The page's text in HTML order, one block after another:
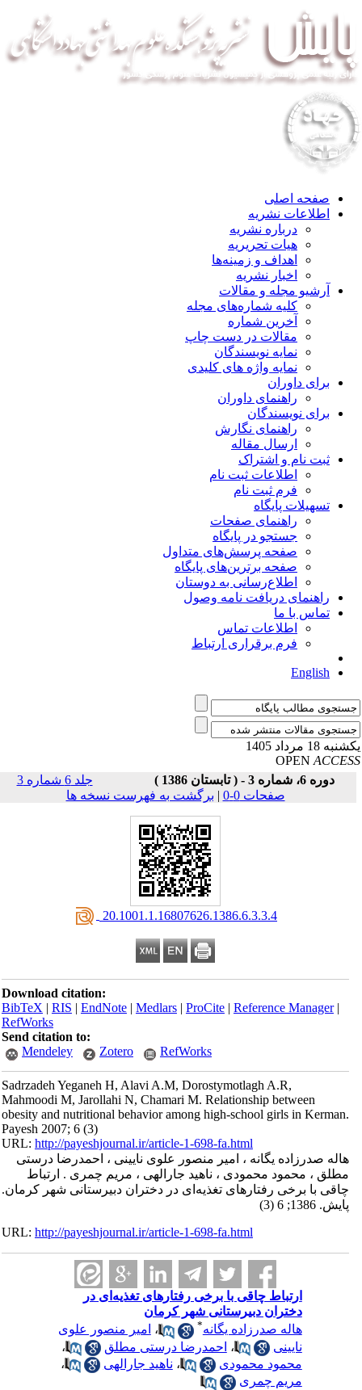
صفحه اصلی
اطلاعات نشریه
درباره نشریه
هیات تحریریه
اهداف و زمینه‌ها
اخبار نشریه
آرشیو مجله و مقالات
کلیه شماره‌های مجله
آخرین شماره
مقالات در دست چاپ
نمایه نویسندگان
نمایه واژه های کلیدی
برای داوران
راهنمای داوران
برای نویسندگان
راهنمای نگارش
ارسال مقاله
ثبت نام و اشتراک
اطلاعات ثبت نام
فرم ثبت نام
تسهیلات پایگاه
راهنمای صفحات
جستجو در پایگاه
صفحه پرسش‌های متداول
صفحه برترین‌های پایگاه
اطلاع‌رسانی به دوستان
راهنمای دریافت نامه وصول
تماس با ما
اطلاعات تماس
فرم برقراری ارتباط
English
18 مرداد 1405
OPEN
دوره 6، شماره 3 - ( تابستان 1386 )
جلد 6 شماره 3
صفحات 0-0
|برگشت به فهرست نسخه ها
‎ 20.1001.1.16807626.1386.6.3.3.4
Download citation:
BibTeX|RIS|EndNote|Medlars|ProCite|Reference Manager
RefWorks
Send citation to:
Mendeley
Zotero RefWorks
Sadrzadeh Yeganeh H, Alavi A.M, Dorostymotlagh A.R,
Mahmoodi M, Jarollahi N, Chamari M. Relationship between
obesity and nutritional behavior among high-school girls in Kerman.
Payesh 2007; 6 (3)
URL:http://payeshjournal.ir/article-1-698-fa.html
هاله صدرزاده یگانه ، امیر منصور علوی نایینی ، احمدرضا درستی
مطلق ، محمود محمودی ، ناهید جارالهی ، مریم چمری . ارتباط
چاقی با برخی رفتارهای تغذیه‌ای در دختران دبیرستانی شهر کرمان.
پایش. 1386; 6 (3)
URL:http://payeshjournal.ir/article-1-698-fa.html
ارتباط چاقی با برخی رفتارهای تغذیه‌ای در
دختران دبیرستانی شهر کرمان
هاله صدرزاده یگانه* ،امیر منصور علوی
نایینی
،احمدرضا درستی مطلق
،
محمود محمودی
،ناهید جارالهی
،
مریم چمری